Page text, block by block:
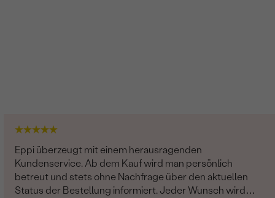
Eppi überzeugt mit einem herausragenden
Kundenservice. Ab dem Kauf wird man persönlich
betreut und stets ohne Nachfrage über den aktuellen
Status der Bestellung informiert. Jeder Wunsch wird